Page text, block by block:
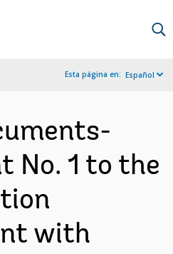
Esta página en: Español
No. 1 to the
with